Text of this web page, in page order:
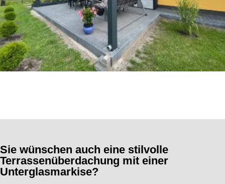
Sie wünschen auch eine stilvolle
Terrassenüberdachung mit einer
Unterglasmarkise?